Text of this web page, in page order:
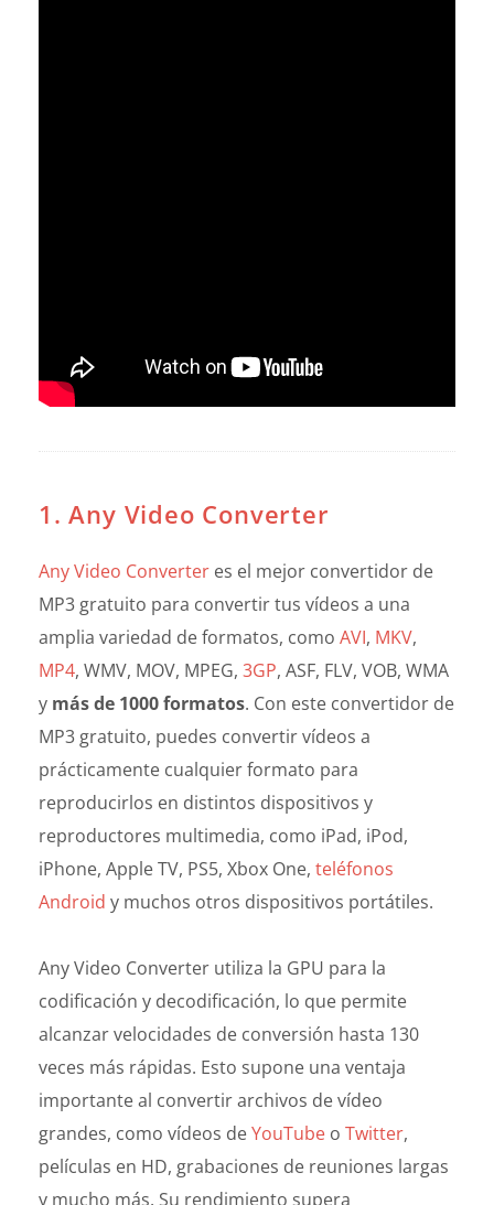
1. Any Video Converter
Any Video Converter es el mejor convertidor de
MP3 gratuito para convertir tus vídeos a una
amplia variedad de formatos, como AVI, MKV,
MP4, WMV, MOV, MPEG, 3GP, ASF, FLV, VOB, WMA
y más de 1000 formatos. Con este convertidor de
MP3 gratuito, puedes convertir vídeos a
prácticamente cualquier formato para
reproducirlos en distintos dispositivos y
reproductores multimedia, como iPad, iPod,
iPhone, Apple TV, PS5, Xbox One, teléfonos
Android y muchos otros dispositivos portátiles.
Any Video Converter utiliza la GPU para la
codificación y decodificación, lo que permite
alcanzar velocidades de conversión hasta 130
veces más rápidas. Esto supone una ventaja
importante al convertir archivos de vídeo
grandes, como vídeos deYouTube o Twitter,
películas en HD, grabaciones de reuniones largas
y mucho más. Su rendimiento supera